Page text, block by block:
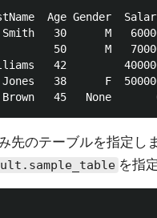
Age Gender
30      M
50      M
42
38      F
先のテーブルを指定し
を指